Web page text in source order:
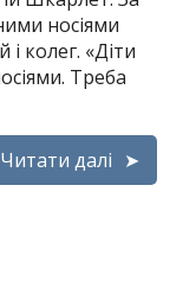
носіями
і колег. «Діти
Треба
Читати далі